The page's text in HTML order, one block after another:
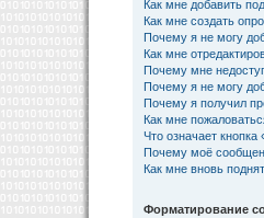
Как мне добавить
Как мне создать
Почему я не могу
Как мне
Почему мне
Почему я не могу
Почему я получил
Как мне
Что означает
Почему моё
Как мне вновь
Форматирование